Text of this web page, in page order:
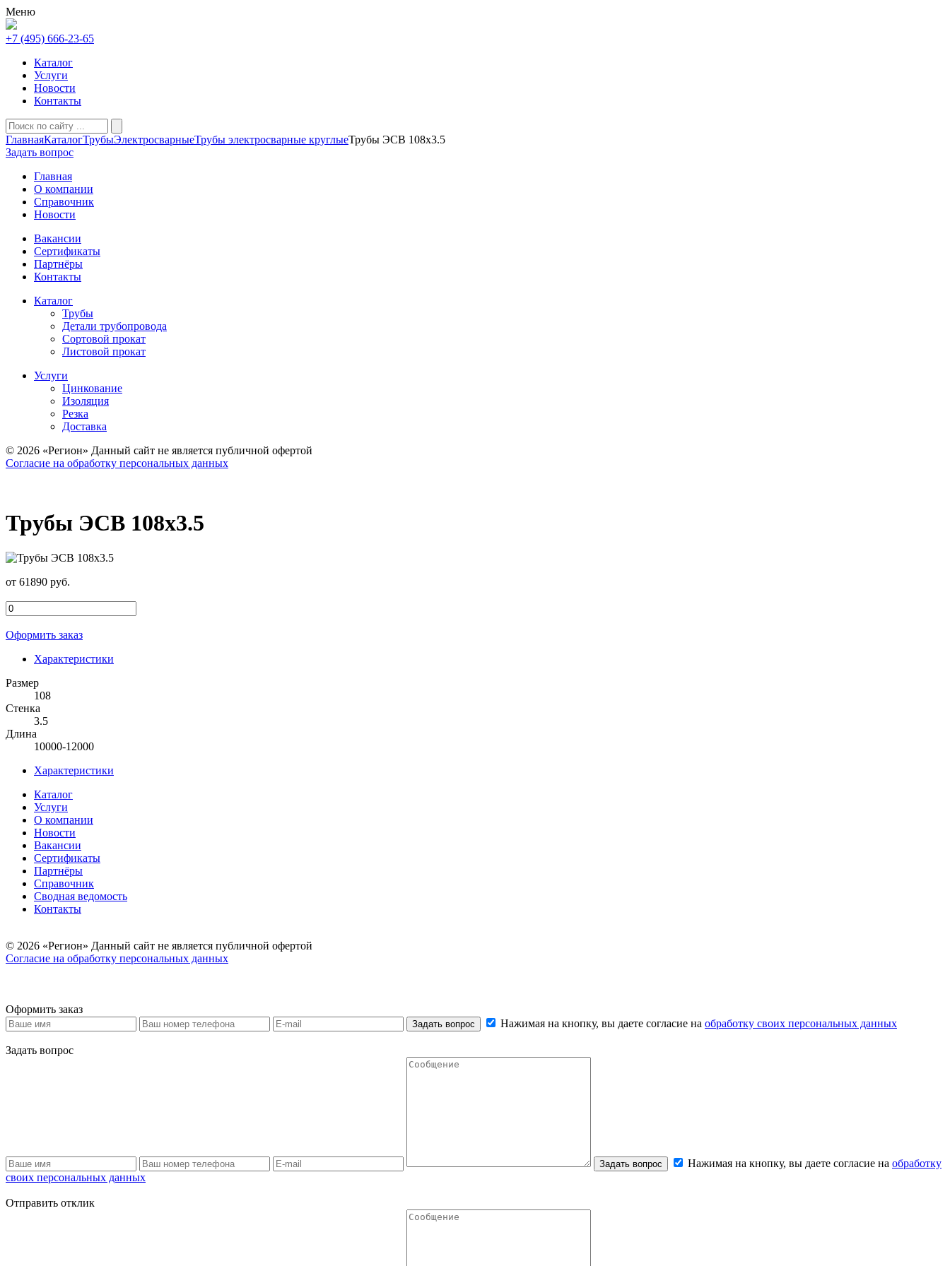
Меню
+7 (495) 666-23-65
Каталог
Услуги
Новости
Контакты
ГлавнаяКаталогТрубыЭлектросварныеТрубы электросварные круглыеТрубы ЭСВ 108х3.5
Задать вопрос
Главная
О компании
Справочник
Новости
Вакансии
Сертификаты
Партнёры
Контакты
Каталог
Трубы
Детали трубопровода
Сортовой прокат
Листовой прокат
Услуги
Цинкование
Изоляция
Резка
Доставка
© 2026 «Регион» Данный сайт не является публичной офертой
Согласие на обработку персональных данных
Трубы ЭСВ 108х3.5
от 61890 руб.
Оформить заказ
Характеристики
Размер
108
Стенка
3.5
Длина
10000-12000
Характеристики
Каталог
Услуги
О компании
Новости
Вакансии
Сертификаты
Партнёры
Справочник
Сводная ведомость
Контакты
© 2026 «Регион» Данный сайт не является публичной офертой
Согласие на обработку персональных данных
Оформить заказ
Задать вопрос Нажимая на кнопку, вы даете согласие на обработку своих персональных данных
Задать вопрос
Задать вопрос Нажимая на кнопку, вы даете согласие на обработку
своих персональных данных
Отправить отклик